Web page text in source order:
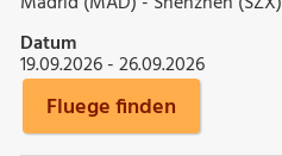
Datum
19.09.2026 - 26.09.2026
Fluege finden